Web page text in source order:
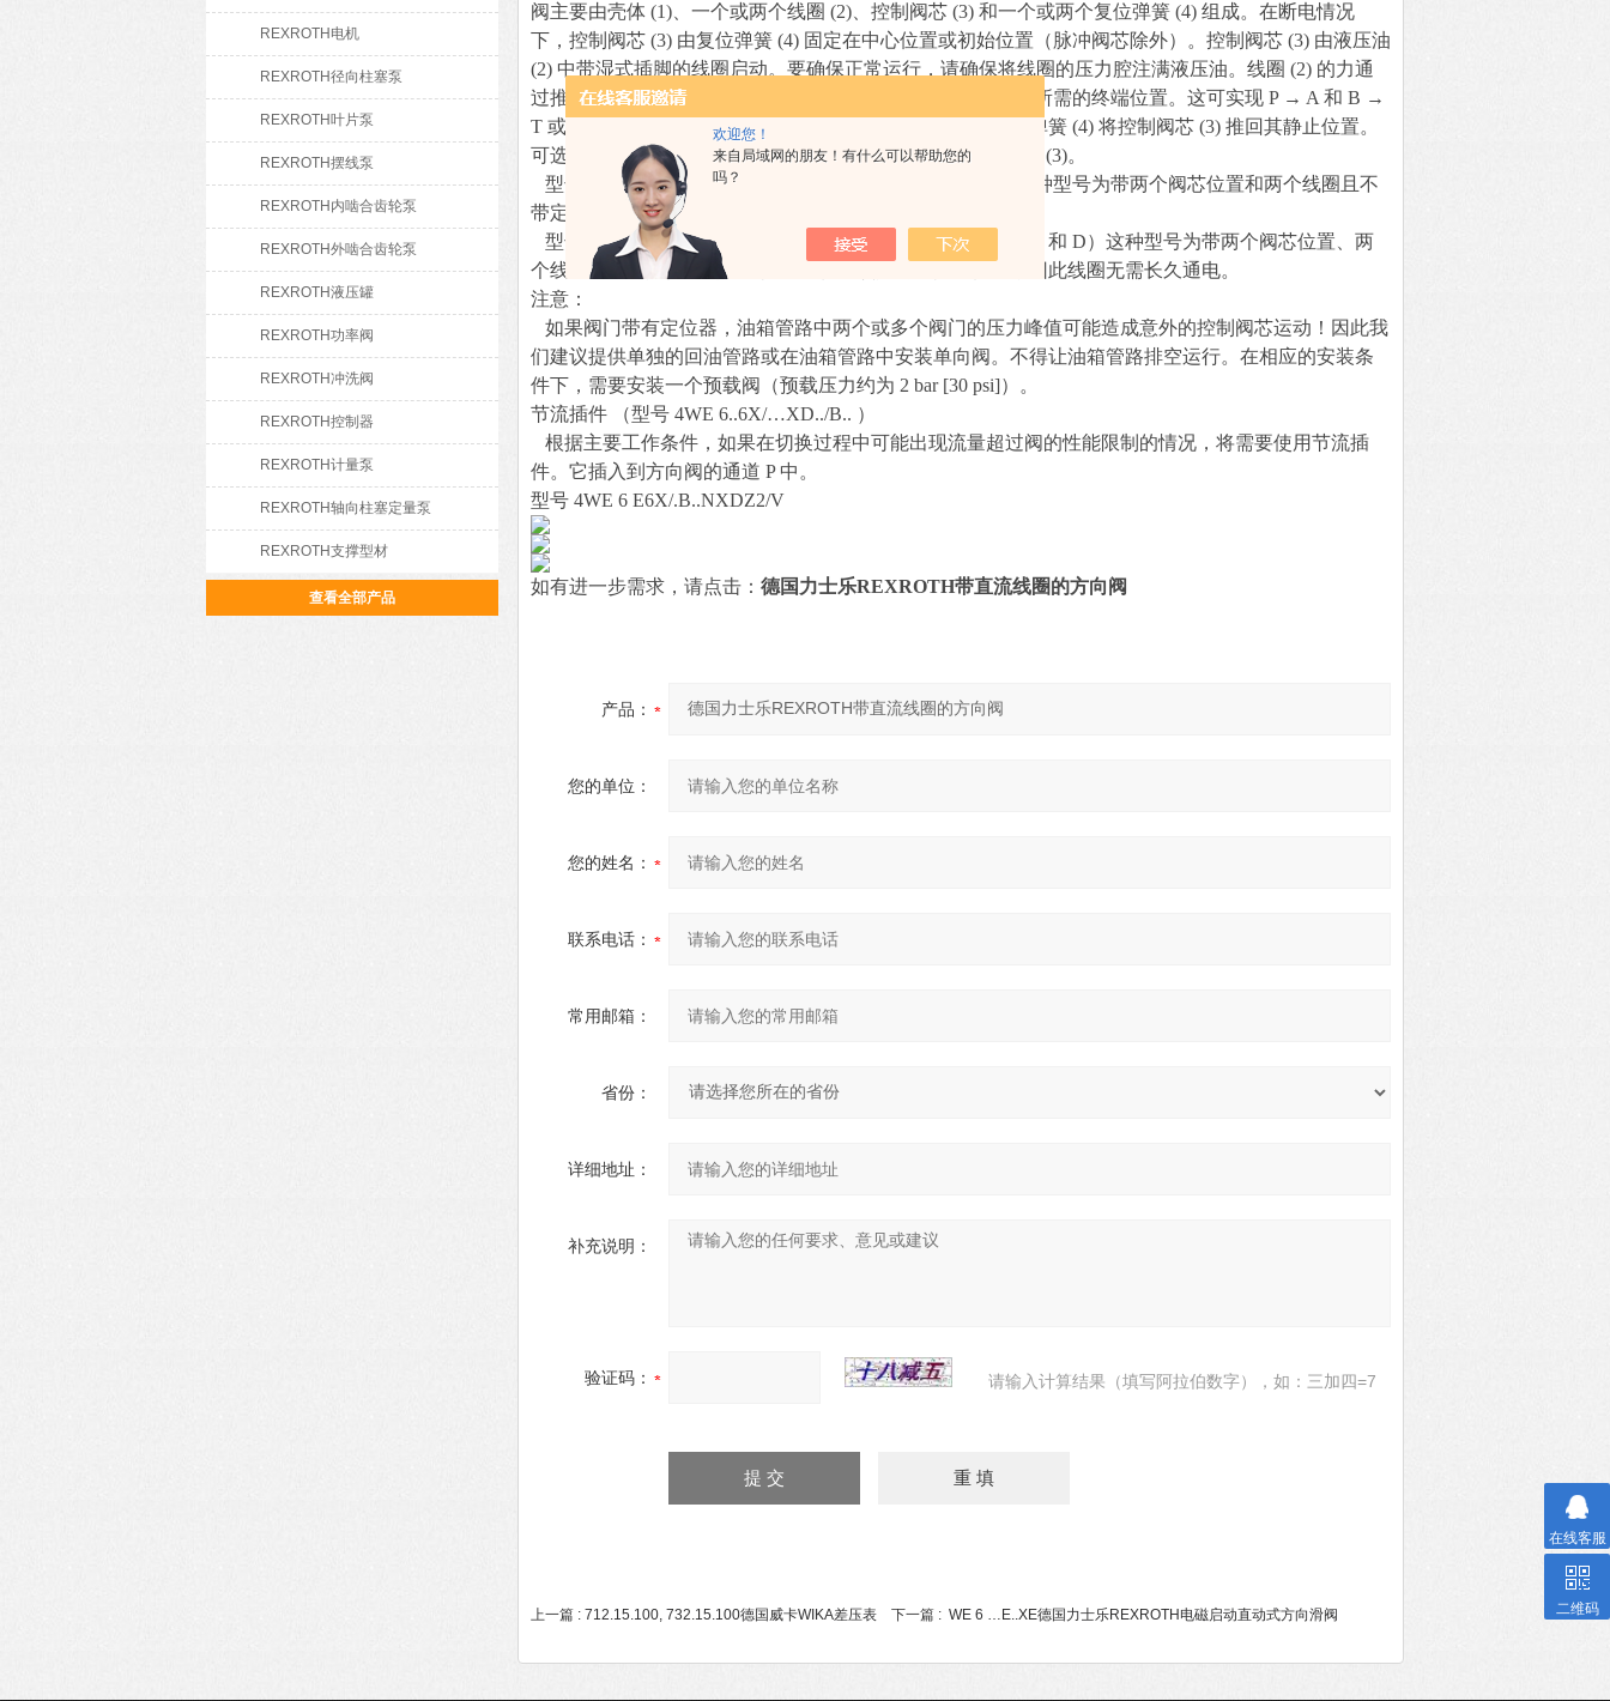
欢迎您！
来自局域网的朋友！有什么可以帮助您的
吗？
REXROTH电机
REXROTH径向柱塞泵
REXROTH叶片泵
REXROTH摆线泵
REXROTH内啮合齿轮泵
REXROTH外啮合齿轮泵
REXROTH液压罐
REXROTH功率阀
REXROTH冲洗阀
REXROTH控制器
REXROTH计量泵
REXROTH轴向柱塞定量泵
REXROTH支撑型材
查看全部产品
阀主要由壳体 (1)、一个或两个线圈 (2)、控制阀芯 (3) 和一个或两个复位弹簧 (4) 组成。在断电情况
下，控制阀芯 (3) 由复位弹簧 (4) 固定在中心位置或初始位置（脉冲阀芯除外）。控制阀芯 (3) 由液压油
(2) 中带湿式插脚的线圈启动。要确保正常运行，请确保将线圈的压力腔注满液压油。线圈 (2) 的力通
过推杆 (5) 作用在控制阀芯 (3) 上并将后者从其静止位置推到所需的终端位置。这可实现 P → A 和 B →
T 或 P → B 和 A → T 的所需流向。在线圈 (2) 灭磁后，复位弹簧 (4) 将控制阀芯 (3) 推回其静止位置。
可选手动应急操作 (6) 可在线圈不通电的情况下移动控制阀芯 (3)。
型号 4WE 6.. 6X/O...XD （仅可使用符号 A、C 和 D）：这种型号为带两个阀芯位置和两个线圈且不
带定位器的方向阀。在断电情况下，阀芯位置不确定。
型号 4WE 6.. 6X/OF... XD （脉冲阀芯，仅可使用符号 A、C 和 D）这种型号为带两个阀芯位置、两
个线圈和一个定位器的方向阀。它轮流锁定两个阀芯位置，因此线圈无需长久通电。
注意：
如果阀门带有定位器，油箱管路中两个或多个阀门的压力峰值可能造成意外的控制阀芯运动！因此我
们建议提供单独的回油管路或在油箱管路中安装单向阀。不得让油箱管路排空运行。在相应的安装条
件下，需要安装一个预载阀（预载压力约为 2 bar [30 psi]）。
节流插件 （型号 4WE 6..6X/…XD../B.. ）
根据主要工作条件，如果在切换过程中可能出现流量超过阀的性能限制的情况，将需要使用节流插
件。它插入到方向阀的通道 P 中。
型号 4WE 6 E6X/.B..NXDZ2/V
如有进一步需求，请点击： 德国力士乐REXROTH带直流线圈的方向阀
产品：
您的单位：
您的姓名：
联系电话：
常用邮箱：
省份：
详细地址：
补充说明：
验证码： 请输入计算结果（填写阿拉伯数字），如：三加四=7
上一篇 : 712.15.100, 732.15.100德国威卡WIKA差压表 下一篇 : WE 6 …E..XE德国力士乐REXROTH电磁启动直动式方向滑阀
在线客服
二维码